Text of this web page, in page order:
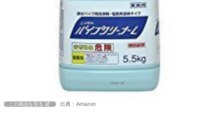
この商品を見る 出典：Amazon